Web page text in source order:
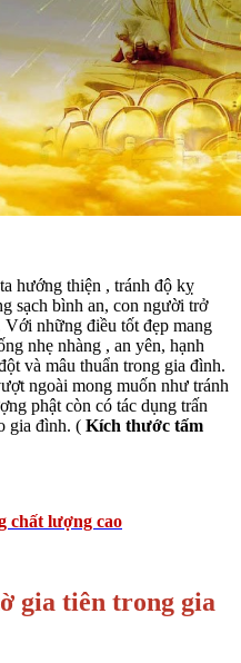
hướng thiện , tránh độ kỵ
sạch bình an, con người trở
những điều tốt đẹp mang
nhẹ nhàng , an yên, hạnh
và mâu thuẩn trong gia đình.
ngoài mong muốn như tránh
phật còn có tác dụng trấn
gia đình. ( Kích thước tấm
chất lượng cao
gia tiên trong gia